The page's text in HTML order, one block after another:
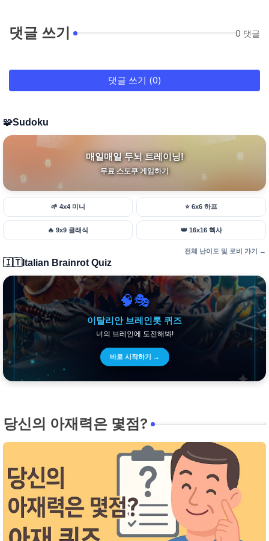
댓글 쓰기 0 댓글
댓글 쓰기 (0)
🧩Sudoku
매일매일 두뇌 트레이닝!
무료 스도쿠 게임하기
🌱 4x4 미니 ⭐ 6x6 하프
🔥 9x9 클래식 👑 16x16 헥사
전체 난이도 및 로비 가기 →
🇮🇹Italian Brainrot Quiz
🧠🎭
이탈리안 브레인롯 퀴즈
너의 브레인에 도전해봐!
바로 시작하기 →
당신의 아재력은 몇점?